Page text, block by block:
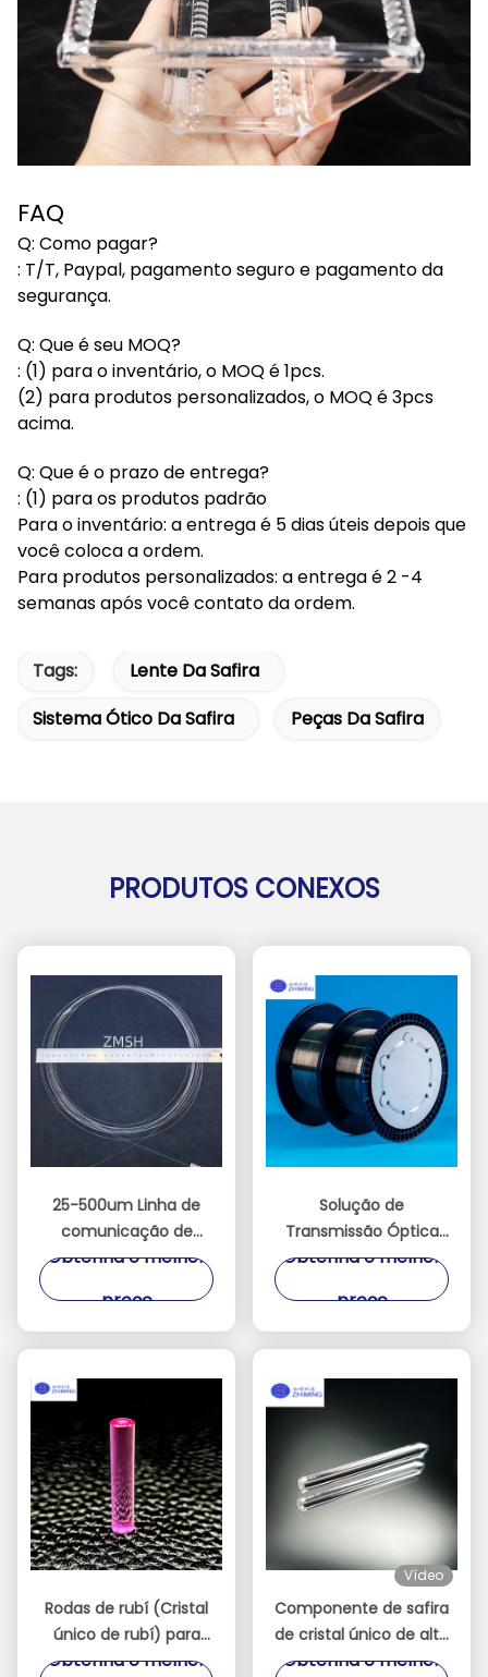
FAQ
Q: Como pagar?
: T/T, Paypal, pagamento seguro e pagamento da
segurança.
Q: Que é seu MOQ?
: (1) para o inventário, o MOQ é 1pcs.
(2) para produtos personalizados, o MOQ é 3pcs
acima.
Q: Que é o prazo de entrega?
: (1) para os produtos padrão
Para o inventário: a entrega é 5 dias úteis depois que
você coloca a ordem.
Para produtos personalizados: a entrega é 2 -4
semanas após você contato da ordem.
Tags:
Lente Da Safira
Sistema Ótico Da Safira
Peças Da Safira
PRODUTOS CONEXOS
25-500um Linha de
comunicação de
cabo de fibra óptica
único Al2O3
Obtenha o melhor
preço
Solução de
Transmissão Óptica
Resistente a Altas
Temperaturas de Fibra
Obtenha o melhor
preço
Rodas de rubí (Cristal
único de rubí) para
medicina, indústria,
Obtenha o melhor
Vídeo
Componente de safira
de cristal único de alta
pureza
Obtenha o melhor